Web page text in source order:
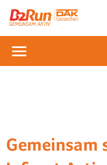
Gemeinsam